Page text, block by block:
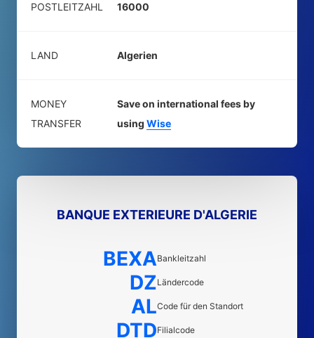
POSTLEITZAHL 16000
LAND Algerien
MONEY
TRANSFER
Save on international fees by
using Wise
BANQUE EXTERIEURE D'ALGERIE
BEXABankleitzahl
DZLändercode
ALCode für den Standort
DTDFilialcode